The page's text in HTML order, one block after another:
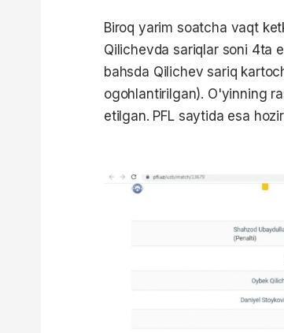
Biroq yarim soatcha vaqt
Qilichevda sariqlar soni 4ta
bahsda Qilichev sariq
ogohlantirilgan). O'yinning
etilgan. PFL saytida esa